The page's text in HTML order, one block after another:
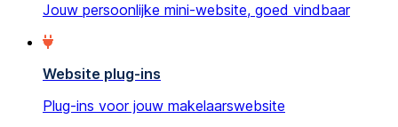
Jouw persoonlijke mini-website, goed vindbaar
Website plug-ins
Plug-ins voor jouw makelaarswebsite